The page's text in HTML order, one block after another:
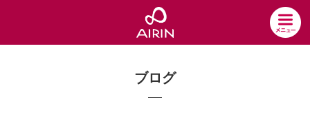
ブログ